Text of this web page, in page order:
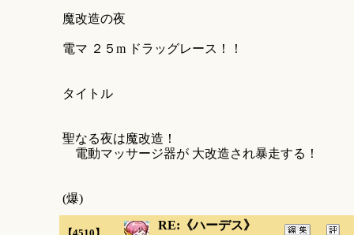
魔改造の夜
電マ ２５m ドラッグレース！！
タイトル
聖なる夜は魔改造！
電動マッサージ器が 大改造され暴走する！
(爆)
RE:《ハーデス》